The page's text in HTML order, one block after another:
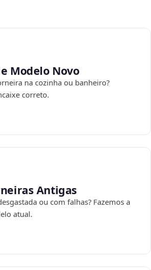
Modelo Novo
na cozinha ou banheiro?
correto.
Antigas
ou com falhas? Fazemos a
atual.